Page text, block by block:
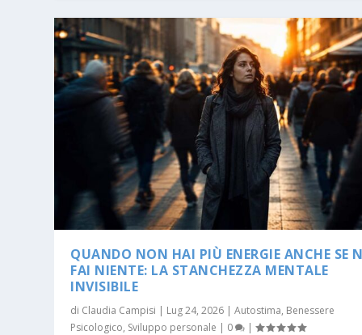
QUANDO NON HAI PIÙ ENERGIE ANCHE SE
FAI NIENTE: LA STANCHEZZA MENTALE
INVISIBILE
di Claudia Campisi | Lug 24, 2026 |Autostima, Benessere
Psicologico, Sviluppo personale | 0 |